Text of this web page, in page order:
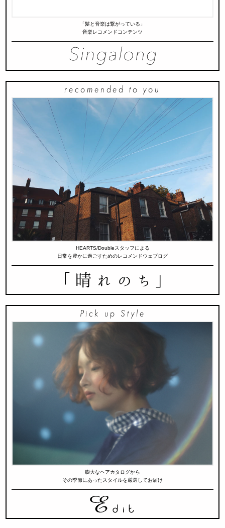
「髪と音楽は繋がっている」
音楽レコメンドコンテンツ
recomended to you
HEARTS/Doubleスタッフによる
日常を豊かに過ごすためのレコメンドウェブログ
Pick up Style
膨大なヘアカタログから
その季節にあったスタイルを厳選してお届け